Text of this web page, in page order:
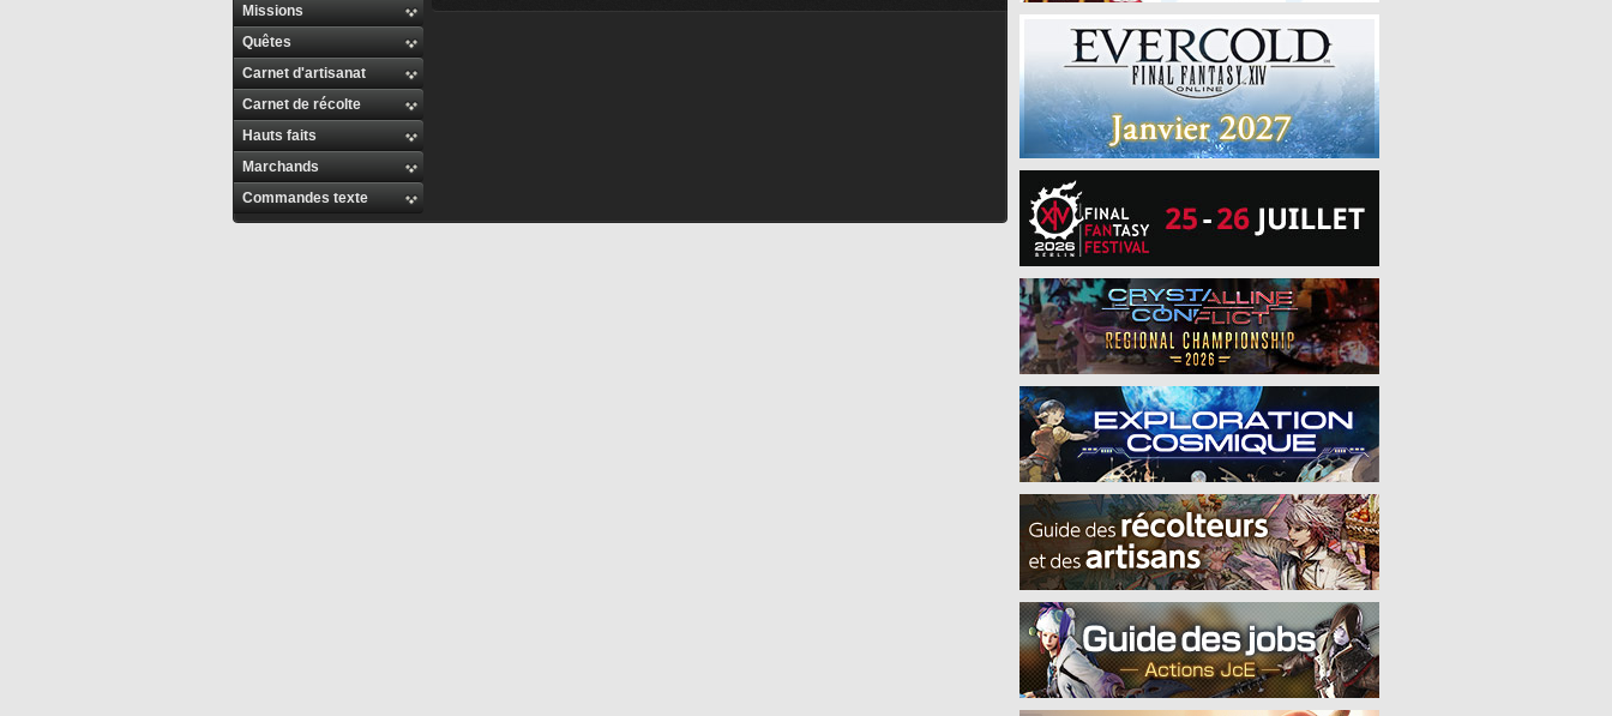
Missions
Quêtes
Carnet d'artisanat
Carnet de récolte
Hauts faits
Marchands
Commandes texte